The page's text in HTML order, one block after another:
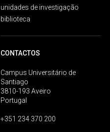
unidades de investigação
biblioteca
CONTACTOS
Campus Universitário de
Santiago
3810-193 Aveiro
Portugal
+351 234 370 200